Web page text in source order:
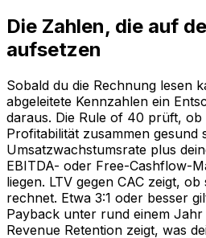
Die Zahlen, die auf
aufsetzen
Sobald du die Rechnung lesen
abgeleitete Kennzahlen ein
daraus. Die Rule of 40 prüft, ob
Profitabilität zusammen gesund
Umsatzwachstumsrate plus
EBITDA- oder Free-Cashflow-
liegen. LTV gegen CAC zeigt,
rechnet. Etwa 3:1 oder besser
Payback unter rund einem Jahr
Revenue Retention zeigt, was